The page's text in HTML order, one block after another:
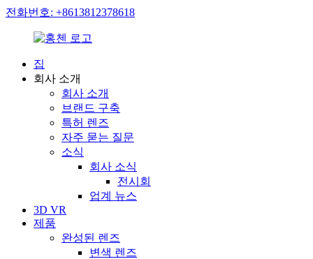
전화번호: +8613812378618
집
회사 소개
회사 소개
브랜드 구축
특허 렌즈
자주 묻는 질문
소식
회사 소식
전시회
업계 뉴스
3D VR
제품
완성된 렌즈
변색 렌즈